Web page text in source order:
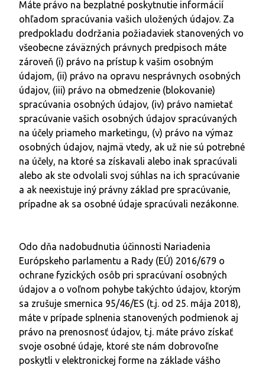
Máte právo na bezplatné poskytnutie informácií
ohľadom spracúvania vašich uložených údajov. Za
predpokladu dodržania požiadaviek stanovených vo
všeobecne záväzných právnych predpisoch máte
zároveň (i) právo na prístup k vašim osobným
údajom, (ii) právo na opravu nesprávnych osobných
údajov, (iii) právo na obmedzenie (blokovanie)
spracúvania osobných údajov, (iv) právo namietať
spracúvanie vašich osobných údajov spracúvaných
na účely priameho marketingu, (v) právo na výmaz
osobných údajov, najmä vtedy, ak už nie sú potrebné
na účely, na ktoré sa získavali alebo inak spracúvali
alebo ak ste odvolali svoj súhlas na ich spracúvanie
a ak neexistuje iný právny základ pre spracúvanie,
prípadne ak sa osobné údaje spracúvali nezákonne.
Odo dňa nadobudnutia účinnosti Nariadenia
Európskeho parlamentu a Rady (EÚ) 2016/679 o
ochrane fyzických osôb pri spracúvaní osobných
údajov a o voľnom pohybe takýchto údajov, ktorým
sa zrušuje smernica 95/46/ES (t.j. od 25. mája 2018),
máte v prípade splnenia stanovených podmienok aj
právo na prenosnosť údajov, t.j. máte právo získať
svoje osobné údaje, ktoré ste nám dobrovoľne
poskytli v elektronickej forme na základe vášho